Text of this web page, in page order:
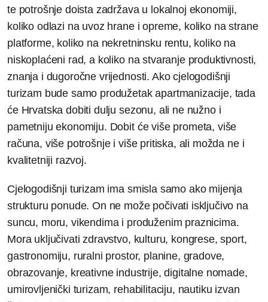
te potrošnje doista zadržava u lokalnoj ekonomiji,
koliko odlazi na uvoz hrane i opreme, koliko na strane
platforme, koliko na nekretninsku rentu, koliko na
niskoplaćeni rad, a koliko na stvaranje produktivnosti,
znanja i dugoročne vrijednosti. Ako cjelogodišnji
turizam bude samo produžetak apartmanizacije, tada
će Hrvatska dobiti dulju sezonu, ali ne nužno i
pametniju ekonomiju. Dobit će više prometa, više
računa, više potrošnje i više pritiska, ali možda ne i
kvalitetniji razvoj.
Cjelogodišnji turizam ima smisla samo ako mijenja
strukturu ponude. On ne može počivati isključivo na
suncu, moru, vikendima i produženim praznicima.
Mora uključivati zdravstvo, kulturu, kongrese, sport,
gastronomiju, ruralni prostor, planine, gradove,
obrazovanje, kreativne industrije, digitalne nomade,
umirovljenički turizam, rehabilitaciju, nautiku izvan